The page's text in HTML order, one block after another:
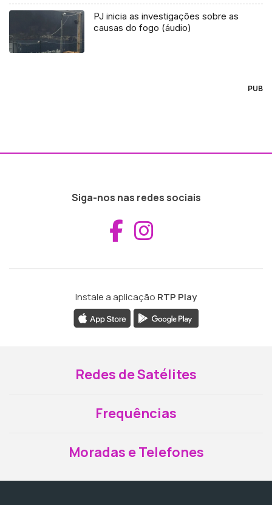
PJ inicia as investigações sobre as
causas do fogo (áudio)
PUB
Siga-nos nas redes sociais
Aceder ao
Instale a aplicação RTP Play
Redes de Satélites
Frequências
Moradas e Telefones